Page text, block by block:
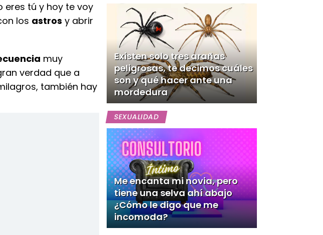
eres tú y hoy te voy
los astros y abrir
muy
verdad que a
también hay
Existen solo tres arañas
peligrosas, te decimos cuáles
son y qué hacer ante una
mordedura
SEXUALIDAD
Me encanta mi novia, pero
tiene una selva ahí abajo
¿Cómo le digo que me
incomoda?